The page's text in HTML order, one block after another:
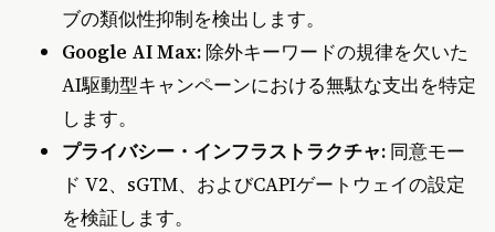
ブの類似性抑制を検出します。
Google AI Max: 除外キーワードの規律を欠いた
AI駆動型キャンペーンにおける無駄な支出を特定
します。
プライバシー・インフラストラクチャ: 同意モー
ド V2、sGTM、およびCAPIゲートウェイの設定
を検証します。